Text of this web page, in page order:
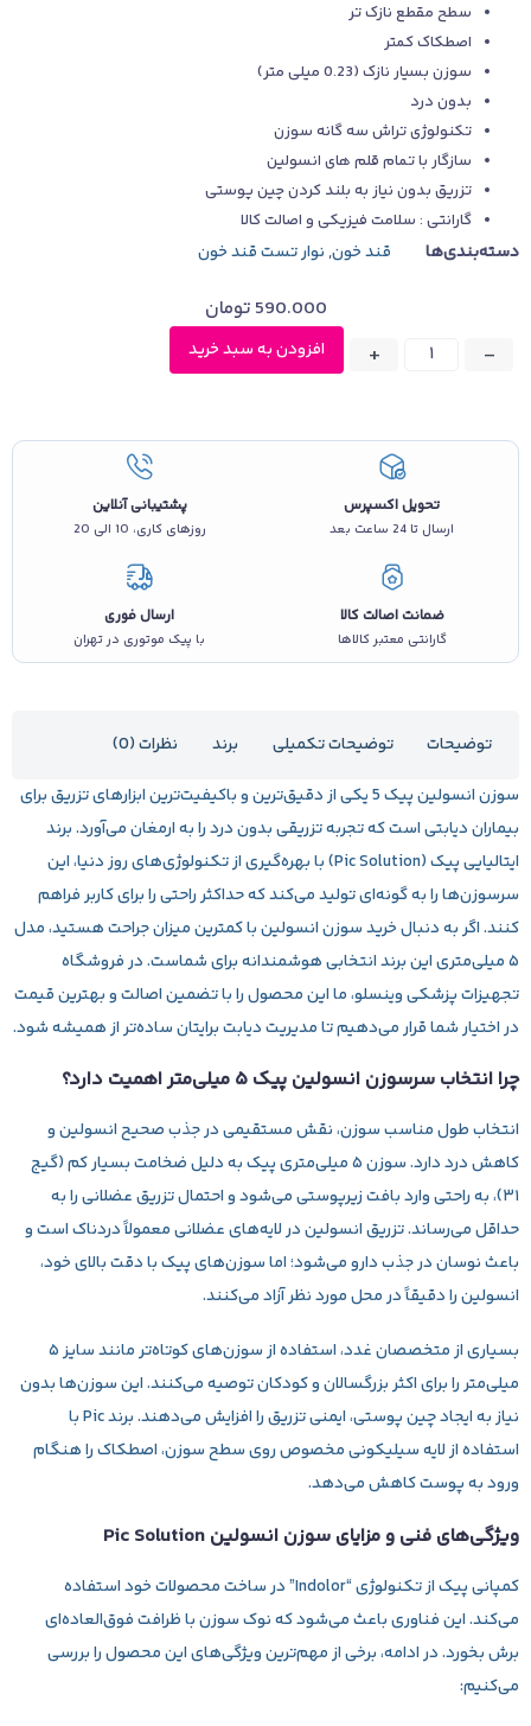
سطح مقطع نازک تر
اصطکاک کمتر
سوزن بسیار نازک (0.23 میلی متر)
بدون درد
تکنولوژی تراش سه گانه سوزن
سازگار با تمام قلم های انسولین
تزریق بدون نیاز به بلند کردن چین پوستی
گارانتی : سلامت فیزیکی و اصالت کالا
دسته‌بندی‌ها قند خون,نوار تست قند خون
تحویل اکسپرس
ارسال تا 24 ساعت بعد
پشتیبانی آنلاین
روزهای کاری، 10 الی 20
ضمانت اصالت کالا
گارانتی معتبر کالاها
ارسال فوری
با پیک موتوری در تهران
590.000 تومان
-
+ افزودن به سبد خرید
توضیحات توضیحات تکمیلی برند
نظرات (0)
سوزن انسولینپیک 5
یکی از دقیق‌ترین و باکیفیت‌ترین ابزارهای تزریق برای
بیماران دیابتی است که تجربه تزریقی بدون درد را به ارمغان می‌آورد. برند
ایتالیایی پیک (Pic Solution) با بهره‌گیری از تکنولوژی‌های روز دنیا، این
سرسوزن‌ها را به گونه‌ای تولید می‌کند که حداکثر راحتی را برای کاربر فراهم
کنند. اگر به دنبال خرید سوزن انسولین با کمترین میزان جراحت هستید، مدل
۵ میلی‌متری این برند انتخابی هوشمندانه برای شماست. در فروشگاه
تجهیزات پزشکی وینسلو، ما این محصول را با تضمین اصالت و بهترین قیمت
در اختیار شما قرار می‌دهیم تا مدیریت دیابت برایتان ساده‌تر از همیشه شود.
چرا انتخاب سرسوزن انسولین پیک ۵ میلی‌متر اهمیت دارد؟
انتخاب طول مناسب سوزن، نقش مستقیمی در جذب صحیح انسولین و
کاهش درد دارد. سوزن ۵ میلی‌متری پیک به دلیل ضخامت بسیار کم (گیج
۳۱)، به راحتی وارد بافت زیرپوستی می‌شود و احتمال تزریق عضلانی را به
حداقل می‌رساند. تزریق انسولین در لایه‌های عضلانی معمولاً دردناک است و
باعث نوسان در جذب دارو می‌شود؛ اما سوزن‌های پیک با دقت بالای خود،
انسولین را دقیقاً در محل مورد نظر آزاد می‌کنند.
بسیاری از متخصصان غدد، استفاده از سوزن‌های کوتاه‌تر مانند سایز ۵
میلی‌متر را برای اکثر بزرگسالان و کودکان توصیه می‌کنند. این سوزن‌ها بدون
نیاز به ایجاد چین پوستی، ایمنی تزریق را افزایش می‌دهند. برند Pic با
استفاده از لایه سیلیکونی مخصوص روی سطح سوزن، اصطکاک را هنگام
ورود به پوست کاهش می‌دهد.
ویژگی‌های فنی و مزایای سوزن انسولین Pic Solution
کمپانی پیک از تکنولوژی “Indolor” در ساخت محصولات خود استفاده
می‌کند. این فناوری باعث می‌شود که نوک سوزن با ظرافت فوق‌العاده‌ای
برش بخورد. در ادامه، برخی از مهم‌ترین ویژگی‌های این محصول را بررسی
می‌کنیم: